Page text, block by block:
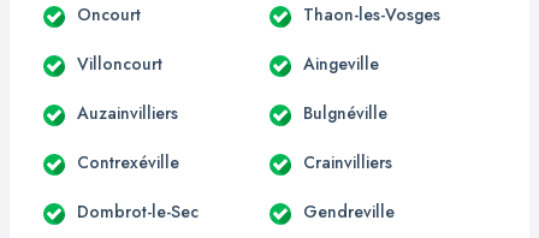
Oncourt Thaon-les-Vosges
Villoncourt Aingeville
Auzainvilliers Bulgnéville
Contrexéville Crainvilliers
Dombrot-le-Sec Gendreville